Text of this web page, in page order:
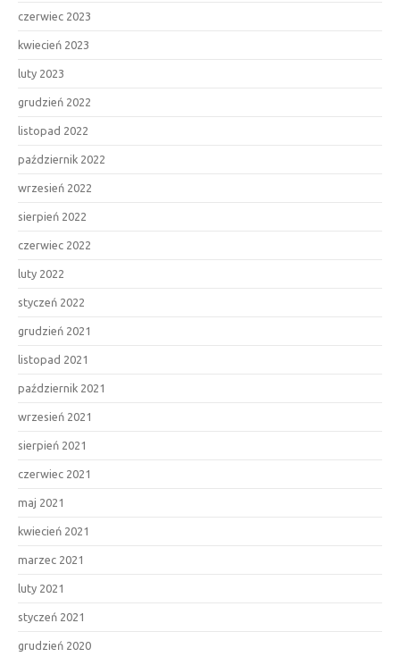
czerwiec 2023
kwiecień 2023
luty 2023
grudzień 2022
listopad 2022
październik 2022
wrzesień 2022
sierpień 2022
czerwiec 2022
luty 2022
styczeń 2022
grudzień 2021
listopad 2021
październik 2021
wrzesień 2021
sierpień 2021
czerwiec 2021
maj 2021
kwiecień 2021
marzec 2021
luty 2021
styczeń 2021
grudzień 2020